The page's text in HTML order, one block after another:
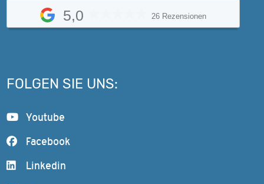
5,0 26 Rezensionen
FOLGEN SIE UNS:
Youtube
Facebook
Linkedin